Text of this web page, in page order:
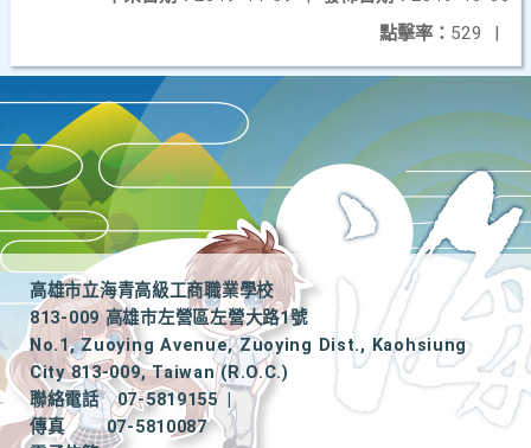
點擊率： 529 |
高雄市立海青高級工商職業學校
813-009 高雄市左營區左營大路1號
No.1, Zuoying Avenue, Zuoying Dist., Kaohsiung
City 813-009, Taiwan (R.O.C.)
聯絡電話
07-5819155
|
傳真
07-5810087